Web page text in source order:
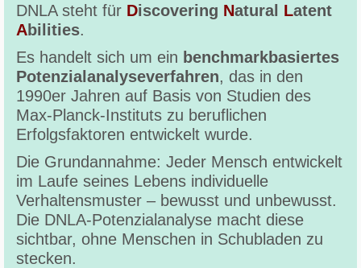
DNLA steht für Discovering Natural Latent
Abilities.
Es handelt sich um ein benchmarkbasiertes
Potenzialanalyseverfahren, das in den
1990er Jahren auf Basis von Studien des
Max-Planck-Instituts zu beruflichen
Erfolgsfaktoren entwickelt wurde.
Die Grundannahme: Jeder Mensch entwickelt
im Laufe seines Lebens individuelle
Verhaltensmuster – bewusst und unbewusst.
Die DNLA-Potenzialanalyse macht diese
sichtbar, ohne Menschen in Schubladen zu
stecken.